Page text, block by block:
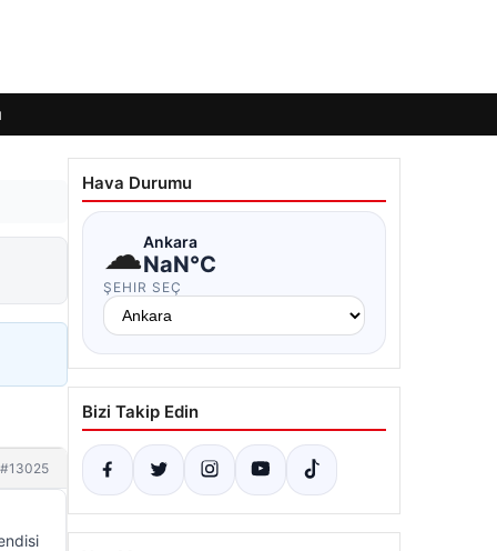
#13025
Hava Durumu
☁Ankara
NaN°C
ŞEHIR SEÇ
Bizi Takip Edin